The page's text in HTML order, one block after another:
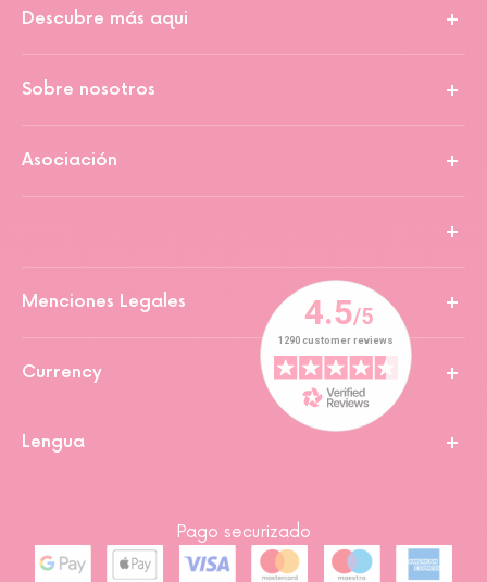
Descubre más aqui
Sobre nosotros
Asociación
Menciones Legales
Currency
Lengua
Pago securizado